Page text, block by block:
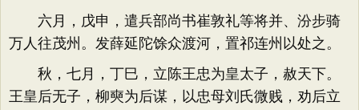
六月，戊申，遣兵部尚书崔敦礼等将并、汾步骑
万人往茂州。发薛延陀馀众渡河，置祁连州以处之。
秋，七月，丁巳，立陈王忠为皇太子，赦天下。
王皇后无子，柳奭为后谋，以忠母刘氏微贱，劝后立